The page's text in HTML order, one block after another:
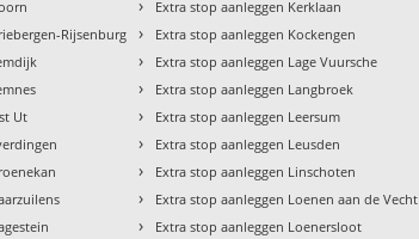
Rijsenburg
Ut
› Extra stop aanleggen Kerklaan
› Extra stop aanleggen Kockengen
› Extra stop aanleggen Lage Vuursche
› Extra stop aanleggen Langbroek
› Extra stop aanleggen Leersum
› Extra stop aanleggen Leusden
› Extra stop aanleggen Linschoten
› Extra stop aanleggen Loenen aan de Vecht
› Extra stop aanleggen Loenersloot